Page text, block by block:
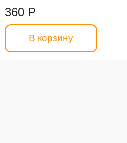
360 Р
В корзину